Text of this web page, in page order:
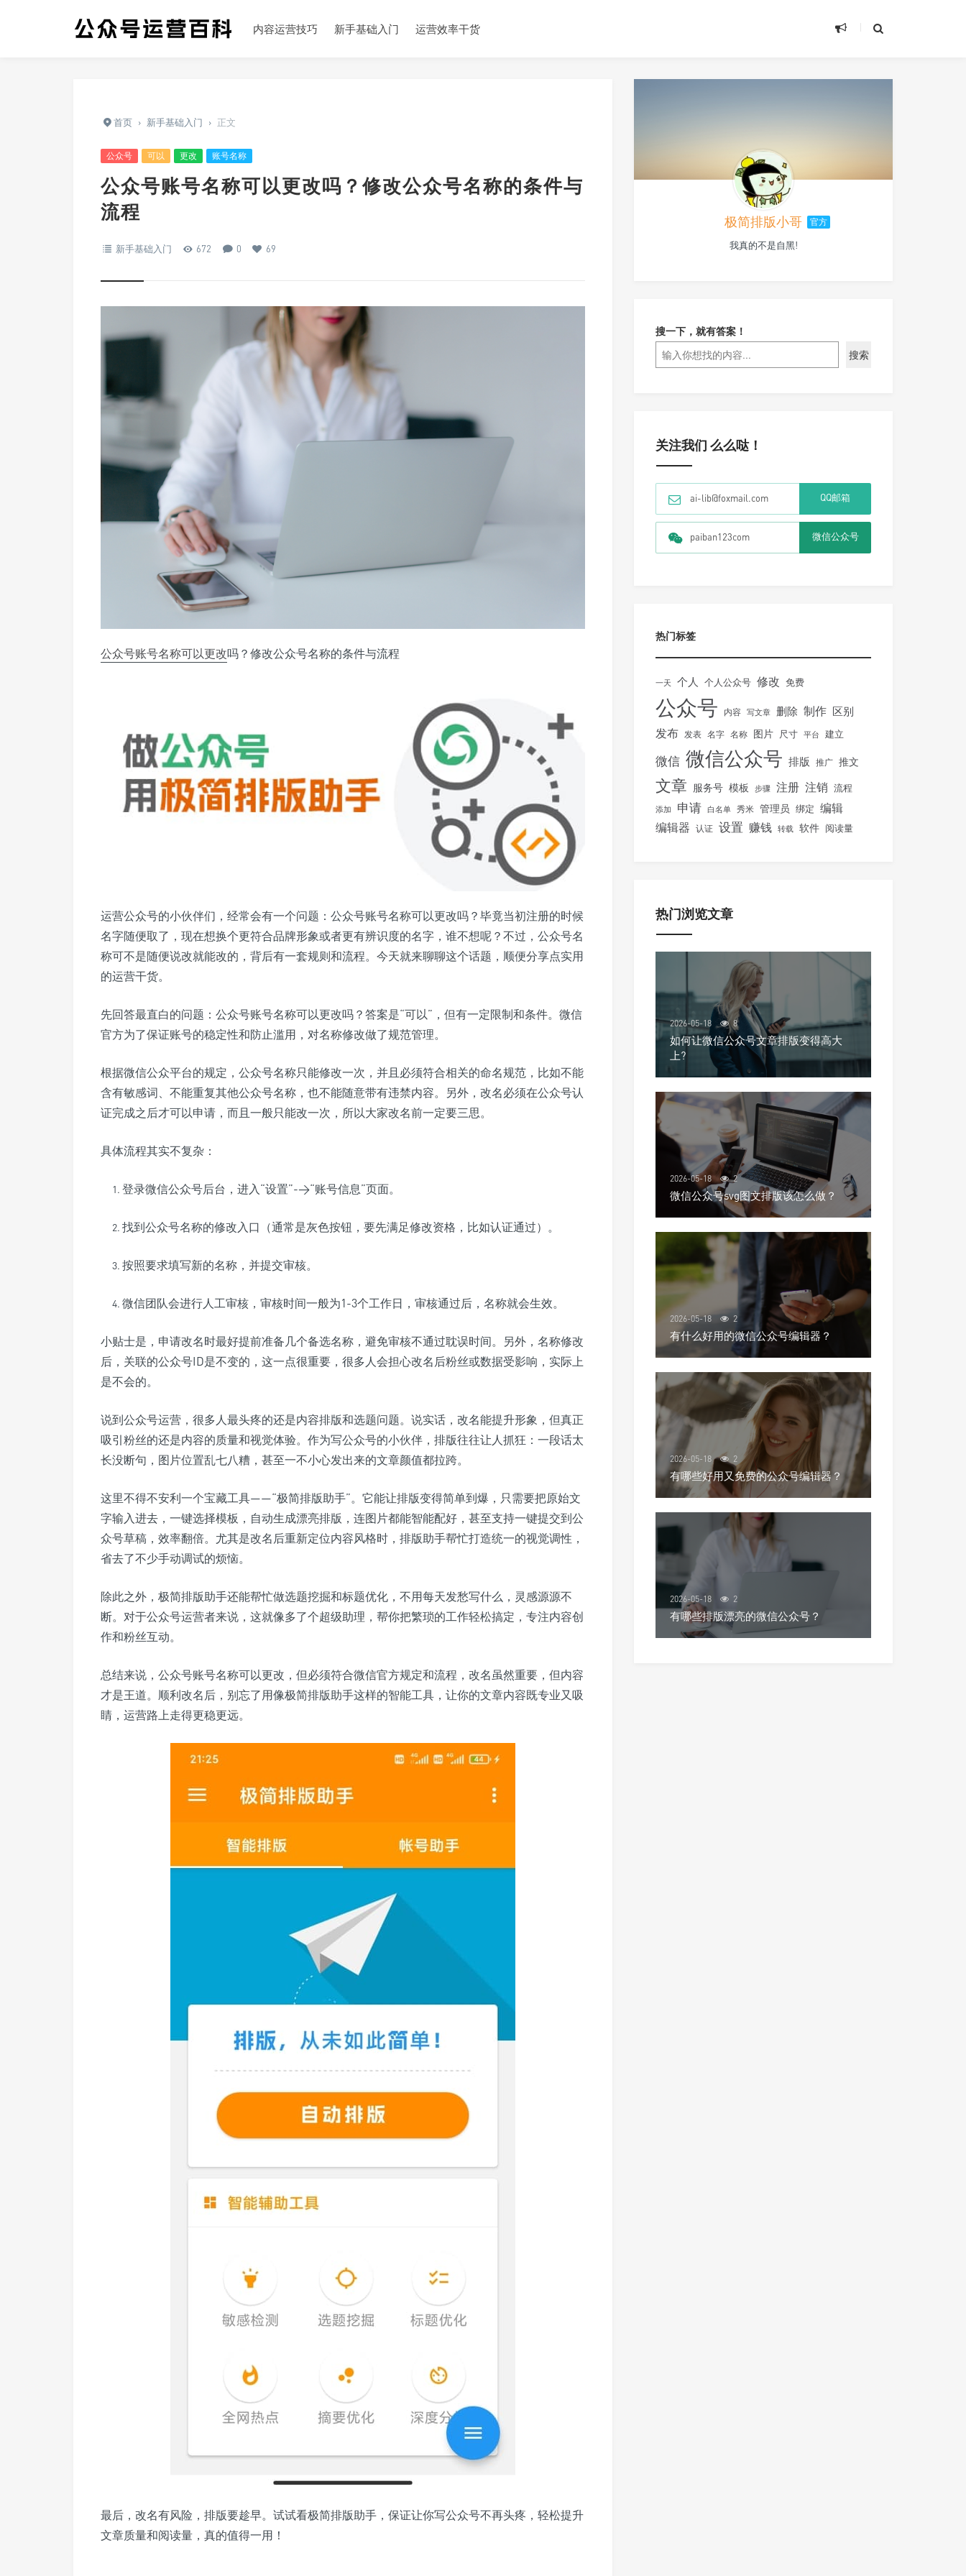
内容运营技巧 新手基础入门 运营效率干货
首页 › 新手基础入门 › 正文
公众号 可以 更改 账号名称
公众号账号名称可以更改吗？修改公众号名称的条件与
流程
新手基础入门 672 0 69
公众号账号名称可以更改吗？修改公众号名称的条件与流程
运营公众号的小伙伴们，经常会有一个问题：公众号账号名称可以更改吗？毕竟当初注册的时候
名字随便取了，现在想换个更符合品牌形象或者更有辨识度的名字，谁不想呢？不过，公众号名
称可不是随便说改就能改的，背后有一套规则和流程。今天就来聊聊这个话题，顺便分享点实用
的运营干货。
先回答最直白的问题：公众号账号名称可以更改吗？答案是“可以”，但有一定限制和条件。微信
官方为了保证账号的稳定性和防止滥用，对名称修改做了规范管理。
根据微信公众平台的规定，公众号名称只能修改一次，并且必须符合相关的命名规范，比如不能
含有敏感词、不能重复其他公众号名称，也不能随意带有违禁内容。另外，改名必须在公众号认
证完成之后才可以申请，而且一般只能改一次，所以大家改名前一定要三思。
具体流程其实不复杂：
登录微信公众号后台，进入“设置”->“账号信息”页面。
找到公众号名称的修改入口（通常是灰色按钮，要先满足修改资格，比如认证通过）。
按照要求填写新的名称，并提交审核。
微信团队会进行人工审核，审核时间一般为1-3个工作日，审核通过后，名称就会生效。
小贴士是，申请改名时最好提前准备几个备选名称，避免审核不通过耽误时间。另外，名称修改
后，关联的公众号ID是不变的，这一点很重要，很多人会担心改名后粉丝或数据受影响，实际上
是不会的。
说到公众号运营，很多人最头疼的还是内容排版和选题问题。说实话，改名能提升形象，但真正
吸引粉丝的还是内容的质量和视觉体验。作为写公众号的小伙伴，排版往往让人抓狂：一段话太
长没断句，图片位置乱七八糟，甚至一不小心发出来的文章颜值都拉跨。
这里不得不安利一个宝藏工具——“极简排版助手”。它能让排版变得简单到爆，只需要把原始文
字输入进去，一键选择模板，自动生成漂亮排版，连图片都能智能配好，甚至支持一键提交到公
众号草稿，效率翻倍。尤其是改名后重新定位内容风格时，排版助手帮忙打造统一的视觉调性，
省去了不少手动调试的烦恼。
除此之外，极简排版助手还能帮忙做选题挖掘和标题优化，不用每天发愁写什么，灵感源源不
断。对于公众号运营者来说，这就像多了个超级助理，帮你把繁琐的工作轻松搞定，专注内容创
作和粉丝互动。
总结来说，公众号账号名称可以更改，但必须符合微信官方规定和流程，改名虽然重要，但内容
才是王道。顺利改名后，别忘了用像极简排版助手这样的智能工具，让你的文章内容既专业又吸
睛，运营路上走得更稳更远。
最后，改名有风险，排版要趁早。试试看极简排版助手，保证让你写公众号不再头疼，轻松提升
文章质量和阅读量，真的值得一用！
极简排版小哥 官方
我真的不是自黑!
搜一下，就有答案！
搜索
关注我们 么么哒！
ai-lib@foxmail.com QQ邮箱
paiban123com 微信公众号
热门标签
一天 个人 个人公众号 修改 免费
公众号 内容 写文章 删除 制作 区别
发布 发表 名字 名称 图片 尺寸 平台 建立
微信 微信公众号 排版 推广 推文
文章 服务号 模板 步骤 注册 注销 流程
添加 申请 白名单 秀米 管理员 绑定 编辑
编辑器
认证 设置 赚钱 转载 软件 阅读量
热门浏览文章
2026-05-18 8
如何让微信公众号文章排版变得高大
上?
2026-05-18 2
微信公众号svg图文排版该怎么做？
2026-05-18 2
有什么好用的微信公众号编辑器？
2026-05-18 2
有哪些好用又免费的公众号编辑器？
2026-05-18 2
有哪些排版漂亮的微信公众号？